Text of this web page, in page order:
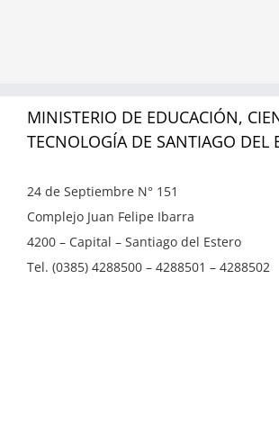
MINISTERIO DE EDUCACIÓN,
TECNOLOGÍA DE SANTIAGO DEL
24 de Septiembre N° 151
Complejo Juan Felipe Ibarra
4200 – Capital – Santiago del Estero
Tel. (0385) 4288500 – 4288501 – 4288502